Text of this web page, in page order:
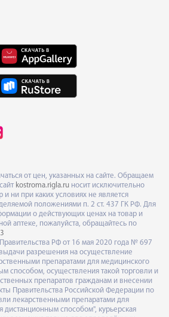
от цен, указанных на сайте. Обращаем
kostroma.rigla.ru носит исключительно
ни при каких условиях не является
положениями п. 2 ст. 437 ГК РФ. Для
о действующих ценах на товар и
аптеке, пожалуйста, обращайтесь по
РФ от 16 мая 2020 года № 697
разрешения на осуществление
препаратами для медицинского
способом, осуществления такой торговли и
препаратов гражданам и внесении
Правительства Российской Федерации по
лекарственными препаратами для
способом", курьерская